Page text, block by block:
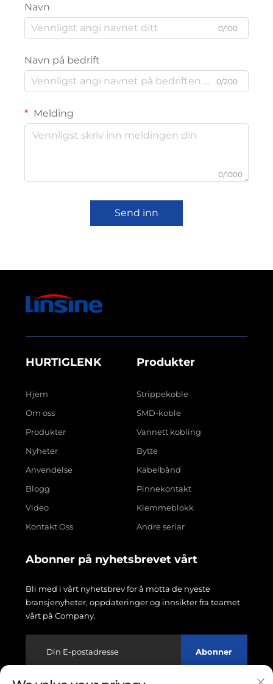
Navn
0/100
Navn på bedrift
0/200
Melding
0/1000
Send inn
HURTIGLENK
Hjem
Om oss
Produkter
Nyheter
Anvendelse
Blogg
Video
Kontakt Oss
Produkter
Strippekoble
SMD-koble
Vannett kobling
Bytte
Kabelbånd
Pinnekontakt
Klemmeblokk
Andre seriar
Abonner på nyhetsbrevet vårt
Bli med i vårt nyhetsbrev for å motta de nyeste
bransjenyheter, oppdateringer og innsikter fra teamet
vårt på Company.
Abonner